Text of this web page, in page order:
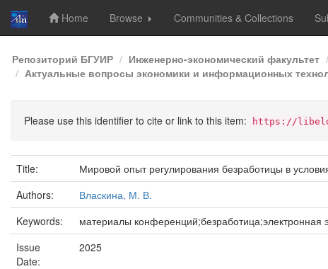
Skip
navigation
Home Browse Communities & Collections
Репозиторий БГУИР Инженерно-экономический факультет
Актуальные вопросы экономики и информационных
Please use this identifier to cite or link to this item: https://
Title:
Мировой опыт регулирования безработицы в
Authors:
Власкина, М. В.
Keywords:
материалы конференций;безработица;электронная
Issue
Date:
2025